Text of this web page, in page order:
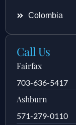
Colombia
Call Us
Fairfax
703-636-5417
Ashburn
571-279-0110